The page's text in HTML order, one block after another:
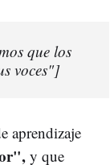
que los
voces"]
aprendizaje
y que